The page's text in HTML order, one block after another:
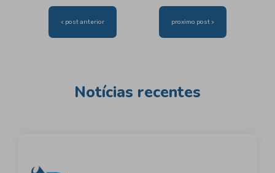
Navegação
< post anterior proximo post >
Notícias recentes